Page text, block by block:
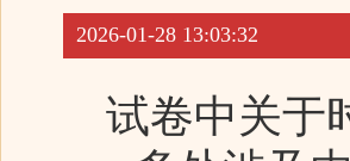
2026-01-28 13:03:32
试卷中关于